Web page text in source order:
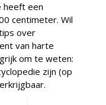
heeft een
centimeter. Wil
over
van harte
om te weten:
zijn (op